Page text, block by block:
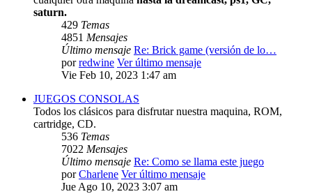
saturn.
429 Temas
4851 Mensajes
Último mensaje Re: Brick game (versión de lo…
porredwine Ver último mensaje
Vie Feb 10, 2023 1:47 am
JUEGOS CONSOLAS
Todos los clásicos para disfrutar nuestra maquina, ROM,
cartridge, CD.
536 Temas
7022 Mensajes
Último mensaje Re: Como se llama este juego
porCharlene Ver último mensaje
Jue Ago 10, 2023 3:07 am